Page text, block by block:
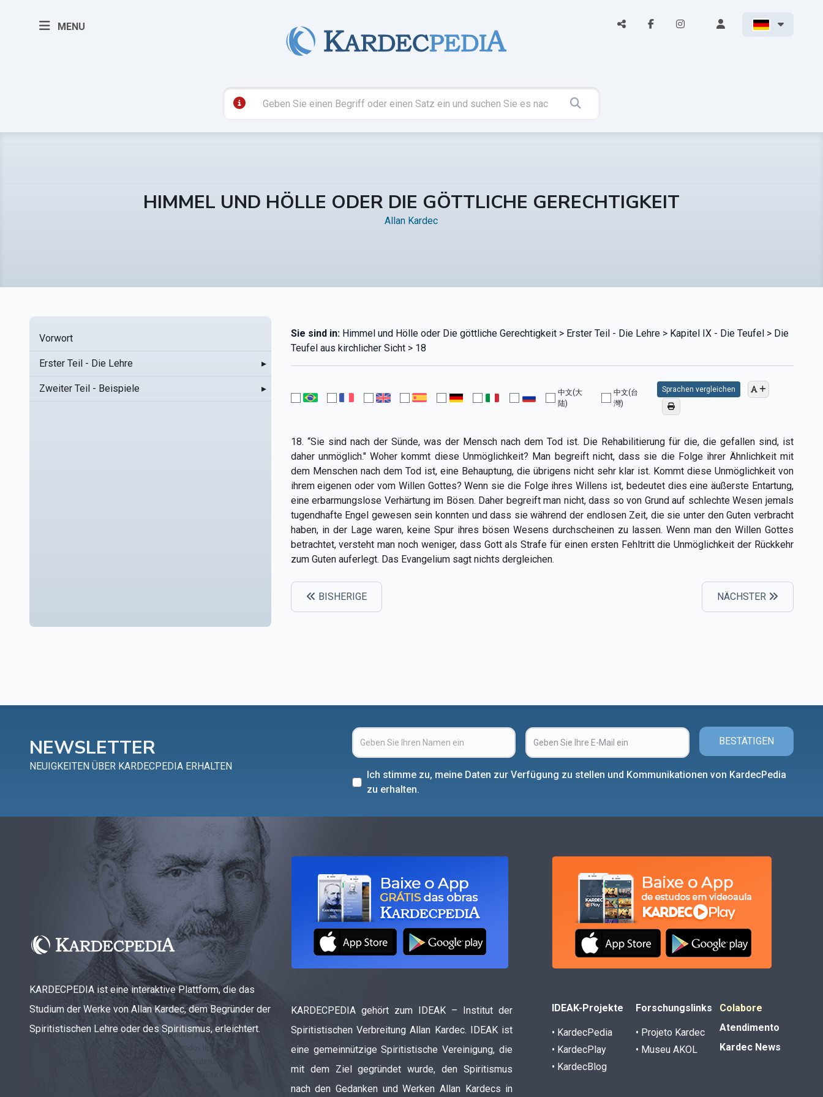
MENU
HIMMEL UND HÖLLE ODER DIE GÖTTLICHE GERECHTIGKEIT
Allan Kardec
Vorwort
Erster Teil - Die Lehre ▸
Zweiter Teil - Beispiele ▸
Sie sind in:Himmel und Hölle oder Die göttliche Gerechtigkeit > Erster Teil - Die Lehre > Kapitel IX - Die Teufel > Die
Teufel aus kirchlicher Sicht > 18
中文(大
陆)
中文(台
灣)
Sprachen vergleichen
18. “Sie sind nach der Sünde, was der Mensch nach dem Tod ist. Die Rehabilitierung für die, die gefallen sind, ist
daher unmöglich." Woher kommt diese Unmöglichkeit? Man begreift nicht, dass sie die Folge ihrer Ähnlichkeit mit
dem Menschen nach dem Tod ist, eine Behauptung, die übrigens nicht sehr klar ist. Kommt diese Unmöglichkeit von
ihrem eigenen oder vom Willen Gottes? Wenn sie die Folge ihres Willens ist, bedeutet dies eine äußerste Entartung,
eine erbarmungslose Verhärtung im Bösen. Daher begreift man nicht, dass so von Grund auf schlechte Wesen jemals
tugendhafte Engel gewesen sein konnten und dass sie während der endlosen Zeit, die sie unter den Guten verbracht
haben, in der Lage waren, keine Spur ihres bösen Wesens durchscheinen zu lassen. Wenn man den Willen Gottes
betrachtet, versteht man noch weniger, dass Gott als Strafe für einen ersten Fehltritt die Unmöglichkeit der Rückkehr
zum Guten auferlegt. Das Evangelium sagt nichts dergleichen.
BISHERIGE NÄCHSTER
NEWSLETTER
NEUIGKEITEN ÜBER KARDECPEDIA ERHALTEN
BESTÄTIGEN
Ich stimme zu, meine Daten zur Verfügung zu stellen und Kommunikationen von KardecPedia
zu erhalten.
KARDECPEDIA ist eine interaktive Plattform, die das
Studium der Werke von Allan Kardec, dem Begründer der
Spiritistischen Lehre oder des Spiritismus, erleichtert.
KARDECPEDIA gehört zum IDEAK – Institut der
Spiritistischen Verbreitung Allan Kardec. IDEAK ist
eine gemeinnützige Spiritistische Vereinigung, die
mit dem Ziel gegründet wurde, den Spiritismus
nach den Gedanken und Werken Allan Kardecs in
IDEAK-Projekte
• KardecPedia
• KardecPlay
• KardecBlog
Forschungslinks
• Projeto Kardec
• Museu AKOL
Colabore
Atendimento
Kardec News